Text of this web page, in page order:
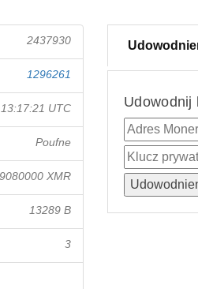
2437930
1296261
UTC
Poufne
XMR
13289 B
3
Udowodnij